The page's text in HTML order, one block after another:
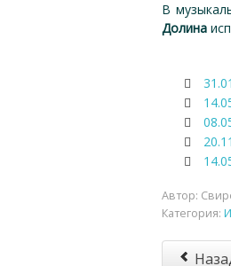
В
Долина
Автор:
Категория: